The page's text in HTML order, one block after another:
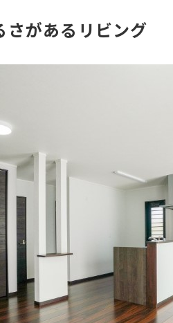
があるリビング